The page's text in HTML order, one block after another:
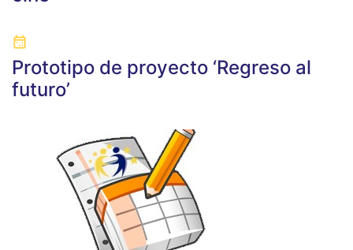
Prototipo de proyecto ‘Regreso al
futuro’